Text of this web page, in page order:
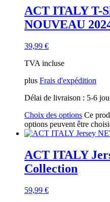
ACT ITALY T-
NOUVEAU
39,99 €
TVA incluse
plus Frais d'expédition
Délai de livraison : 5-6
Choix des options Ce
options peuvent être
ACT ITALY
Collection
59,99 €